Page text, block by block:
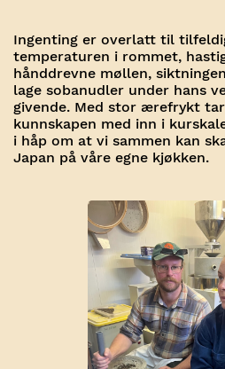
Ingenting er overlatt til
temperaturen i rommet,
hånddrevne møllen,
lage sobanudler under hans
givende. Med stor ærefrykt
kunnskapen med inn i
i håp om at vi sammen kan
Japan på våre egne kjøkken.